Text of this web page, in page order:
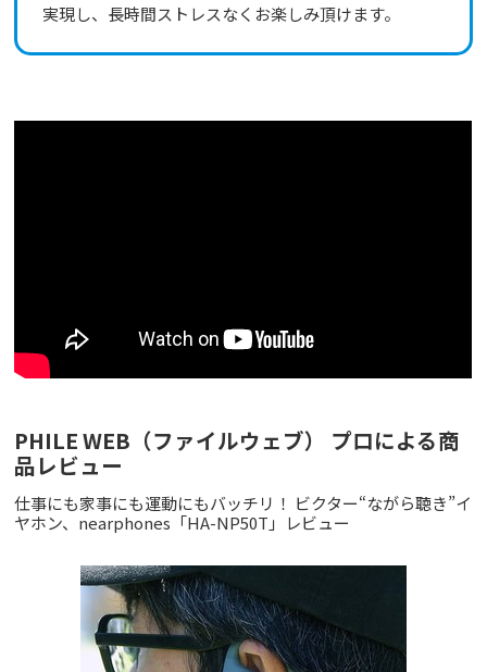
実現し、長時間ストレスなくお楽しみ頂けます。
PHILE WEB（ファイルウェブ） プロによる商
品レビュー
仕事にも家事にも運動にもバッチリ！ ビクター“ながら聴き”イ
ヤホン、nearphones「HA-NP50T」レビュー